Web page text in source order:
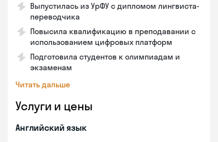
Выпустилась из УрФУ с дипломом лингвиста-
переводчика
Повысила квалификацию в преподавании с
использованием цифровых платформ
Подготовила студентов к олимпиадам и
экзаменам
Читать дальше
Услуги и цены
Английский язык